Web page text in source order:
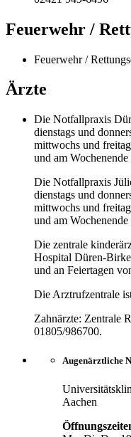
Feuerwehr /
Feuerwehr /
Ärzte
Die Notfallpraxis
dienstags und
mittwochs und
und am
Die Notfallpraxis
dienstags und
mittwochs und
und am
Die zentrale
Hospital Düren-
und an Feiertagen
Die Arztrufzentrale
Zahnärzte: Zentrale
01805/986700.
Augenärztliche
Aachen